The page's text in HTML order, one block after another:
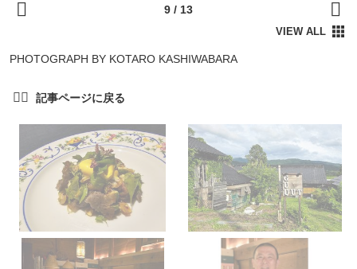
PHOTOGRAPH BY KOTARO KASHIWABARA